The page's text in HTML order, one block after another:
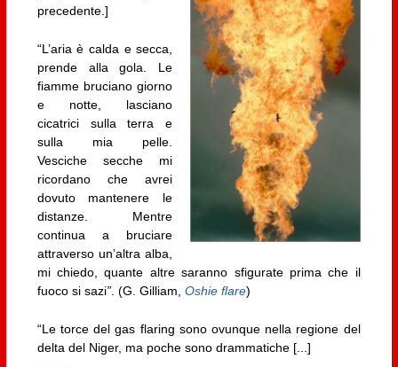
precedente.]
“L’aria è calda e secca,
prende alla gola. Le
fiamme bruciano giorno
e notte, lasciano
cicatrici sulla terra e
sulla mia pelle.
Vesciche secche mi
ricordano che avrei
dovuto mantenere le
distanze. Mentre
continua a bruciare
attraverso un’altra alba,
mi chiedo, quante altre saranno sfigurate prima che il
fuoco si sazi”. (G. Gilliam, Oshie flare)
“Le torce del gas flaring sono ovunque nella regione del
delta del Niger, ma poche sono drammatiche [...]